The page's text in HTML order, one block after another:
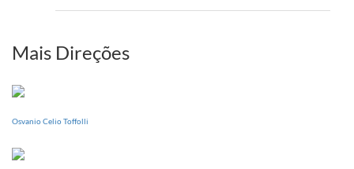
PI
Mais Direções
Osvanio Celio Toffolli